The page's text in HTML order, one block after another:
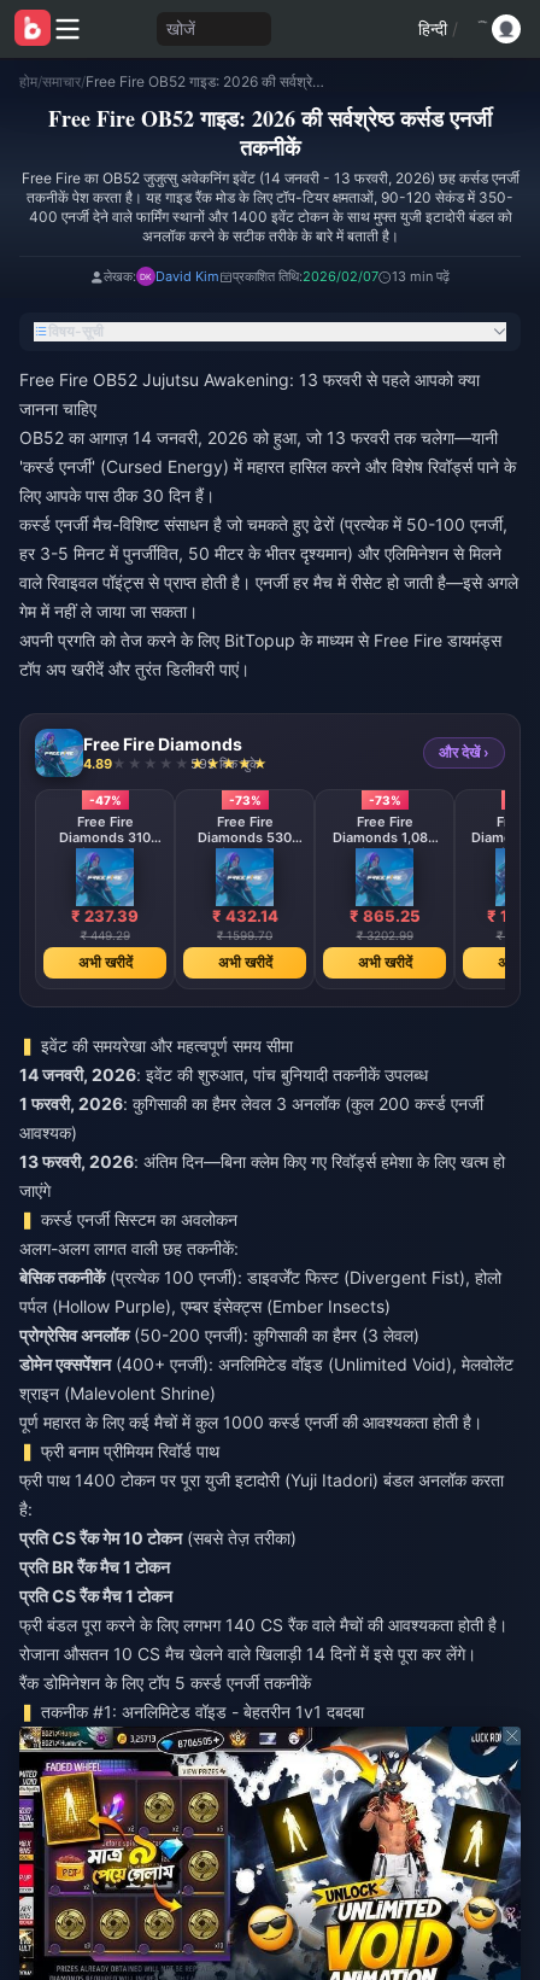
खोजें हिन्दी /
होम/समाचार/ Free Fire OB52 गाइड: 2026 की सर्वश्रेष्ठ कर्सड एनर्जी तकनीकें
Free Fire OB52 गाइड: 2026 की सर्वश्रेष्ठ कर्सड एनर्जी
तकनीकें
Free Fire का OB52 जुजुत्सु अवेकनिंग इवेंट (14 जनवरी - 13 फरवरी, 2026) छह कर्सड एनर्जी
तकनीकें पेश करता है। यह गाइड रैंक मोड के लिए टॉप-टियर क्षमताओं, 90-120 सेकंड में 350-
400 एनर्जी देने वाले फार्मिंग स्थानों और 1400 इवेंट टोकन के साथ मुफ्त युजी इटादोरी बंडल को
अनलॉक करने के सटीक तरीके के बारे में बताती है।
लेखक: David Kim प्रकाशित तिथि:2026/02/07 13 min पढ़ें
विषय-सूची
Free Fire OB52 Jujutsu Awakening: 13 फरवरी से पहले आपको क्या
जानना चाहिए
OB52 का आगाज़ 14 जनवरी, 2026 को हुआ, जो 13 फरवरी तक चलेगा—यानी
'कर्स्ड एनर्जी' (Cursed Energy) में महारत हासिल करने और विशेष रिवॉर्ड्स पाने के
लिए आपके पास ठीक 30 दिन हैं।
कर्स्ड एनर्जी मैच-विशिष्ट संसाधन है जो चमकते हुए ढेरों (प्रत्येक में 50-100 एनर्जी,
हर 3-5 मिनट में पुनर्जीवित, 50 मीटर के भीतर दृश्यमान) और एलिमिनेशन से मिलने
वाले रिवाइवल पॉइंट्स से प्राप्त होती है। एनर्जी हर मैच में रीसेट हो जाती है—इसे अगले
गेम में नहीं ले जाया जा सकता।
अपनी प्रगति को तेज करने के लिए BitTopup के माध्यम से Free Fire डायमंड्स
टॉप अप खरीदें और तुरंत डिलीवरी पाएं।
Free Fire Diamonds
4.89 599 बिक चुके
और देखें ›
-47%
Free Fire
Diamonds 310
Diamonds
₹ 237.39
₹ 449.29
अभी खरीदें
-73%
Free Fire
Diamonds 530
Diamonds
【Middle East
region optional】
₹ 432.14
₹ 1599.70
अभी खरीदें
-73%
Free Fire
Diamonds 1,080
Diamonds
【Middle East
region optional】
₹ 865.25
₹ 3202.99
अभी खरीदें
Free
【
region
₹
₹
अभी
इवेंट की समयरेखा और महत्वपूर्ण समय सीमा
14 जनवरी, 2026: इवेंट की शुरुआत, पांच बुनियादी तकनीकें उपलब्ध
1 फरवरी, 2026: कुगिसाकी का हैमर लेवल 3 अनलॉक (कुल 200 कर्स्ड एनर्जी
आवश्यक)
13 फरवरी, 2026: अंतिम दिन—बिना क्लेम किए गए रिवॉर्ड्स हमेशा के लिए खत्म हो
जाएंगे
कर्स्ड एनर्जी सिस्टम का अवलोकन
अलग-अलग लागत वाली छह तकनीकें:
बेसिक तकनीकें(प्रत्येक 100 एनर्जी): डाइवर्जेंट फिस्ट (Divergent Fist), होलो
पर्पल (Hollow Purple), एम्बर इंसेक्ट्स (Ember Insects)
प्रोग्रेसिव अनलॉक(50-200 एनर्जी): कुगिसाकी का हैमर (3 लेवल)
डोमेन एक्सपेंशन(400+ एनर्जी): अनलिमिटेड वॉइड (Unlimited Void), मेलवोलेंट
श्राइन (Malevolent Shrine)
पूर्ण महारत के लिए कई मैचों में कुल 1000 कर्स्ड एनर्जी की आवश्यकता होती है।
फ्री बनाम प्रीमियम रिवॉर्ड पाथ
फ्री पाथ 1400 टोकन पर पूरा युजी इटादोरी (Yuji Itadori) बंडल अनलॉक करता
है:
प्रति CS रैंक गेम 10 टोकन(सबसे तेज़ तरीका)
प्रति BR रैंक मैच 1 टोकन
प्रति CS रैंक मैच 1 टोकन
फ्री बंडल पूरा करने के लिए लगभग 140 CS रैंक वाले मैचों की आवश्यकता होती है।
रोजाना औसतन 10 CS मैच खेलने वाले खिलाड़ी 14 दिनों में इसे पूरा कर लेंगे।
रैंक डोमिनेशन के लिए टॉप 5 कर्स्ड एनर्जी तकनीकें
तकनीक #1: अनलिमिटेड वॉइड - बेहतरीन 1v1 दबदबा